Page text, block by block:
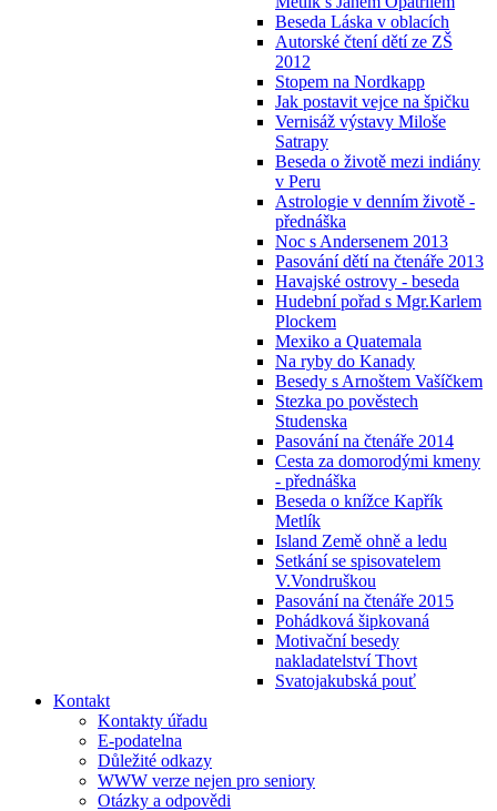
Beseda Láska v oblacích
Autorské čtení dětí ze ZŠ
2012
Stopem na Nordkapp
Jak postavit vejce na špičku
Vernisáž výstavy Miloše
Satrapy
Beseda o životě mezi indiány
v Peru
Astrologie v denním životě -
přednáška
Noc s Andersenem 2013
Pasování dětí na čtenáře 2013
Havajské ostrovy - beseda
Hudební pořad s Mgr.Karlem
Plockem
Mexiko a Quatemala
Na ryby do Kanady
Besedy s Arnoštem Vašíčkem
Stezka po pověstech
Studenska
Pasování na čtenáře 2014
Cesta za domorodými kmeny
- přednáška
Beseda o knížce Kapřík
Metlík
Island Země ohně a ledu
Setkání se spisovatelem
V.Vondruškou
Pasování na čtenáře 2015
Pohádková šipkovaná
Motivační besedy
nakladatelství Thovt
Svatojakubská pouť
Kontakt
Kontakty úřadu
E-podatelna
Důležité odkazy
WWW verze nejen pro seniory
Otázky a odpovědi